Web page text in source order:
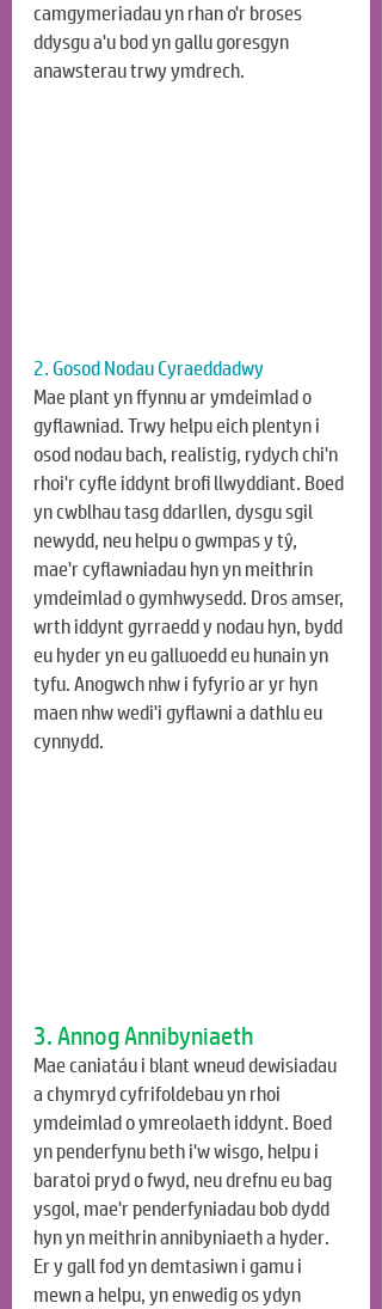
camgymeriadau yn rhan o'r broses
ddysgu a'u bod yn gallu goresgyn
anawsterau trwy ymdrech.
2. Gosod Nodau Cyraeddadwy
Mae plant yn ffynnu ar ymdeimlad o
gyflawniad. Trwy helpu eich plentyn i
osod nodau bach, realistig, rydych chi'n
rhoi'r cyfle iddynt brofi llwyddiant. Boed
yn cwblhau tasg ddarllen, dysgu sgil
newydd, neu helpu o gwmpas y tŷ,
mae'r cyflawniadau hyn yn meithrin
ymdeimlad o gymhwysedd. Dros amser,
wrth iddynt gyrraedd y nodau hyn, bydd
eu hyder yn eu galluoedd eu hunain yn
tyfu. Anogwch nhw i fyfyrio ar yr hyn
maen nhw wedi'i gyflawni a dathlu eu
cynnydd.
3. Annog Annibyniaeth
Mae caniatáu i blant wneud dewisiadau
a chymryd cyfrifoldebau yn rhoi
ymdeimlad o ymreolaeth iddynt. Boed
yn penderfynu beth i'w wisgo, helpu i
baratoi pryd o fwyd, neu drefnu eu bag
ysgol, mae'r penderfyniadau bob dydd
hyn yn meithrin annibyniaeth a hyder.
Er y gall fod yn demtasiwn i gamu i
mewn a helpu, yn enwedig os ydyn